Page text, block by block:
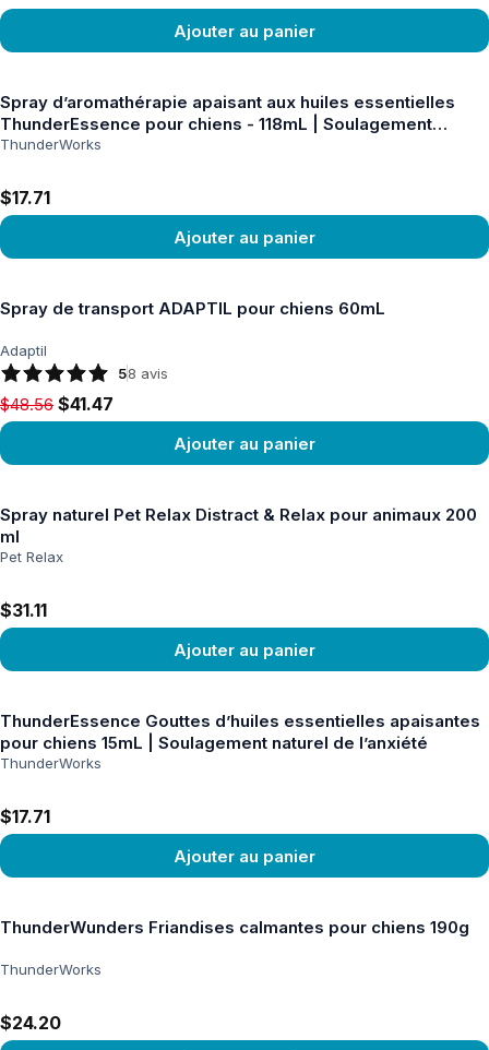
Ajouter au panier
Spray d’aromathérapie apaisant aux huiles essentielles
ThunderEssence pour chiens - 118mL | Soulagement
naturel du stress
ThunderWorks
$17.71
Ajouter au panier
Spray de transport ADAPTIL pour chiens 60mL
Adaptil
58 avis
Original price $48.56, now $41.47
$48.56 $41.47
Ajouter au panier
Spray naturel Pet Relax Distract & Relax pour animaux 200
ml
Pet Relax
$31.11
Ajouter au panier
ThunderEssence Gouttes d’huiles essentielles apaisantes
pour chiens 15mL | Soulagement naturel de l’anxiété
ThunderWorks
$17.71
Ajouter au panier
ThunderWunders Friandises calmantes pour chiens 190g
ThunderWorks
$24.20